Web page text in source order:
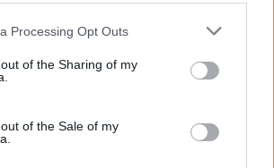
Processing Opt Outs
of the Sharing of my
of the Sale of my
je v večernih urah zagorelo
poslopje v Lokrovcu, kjer je na
materialna škoda.